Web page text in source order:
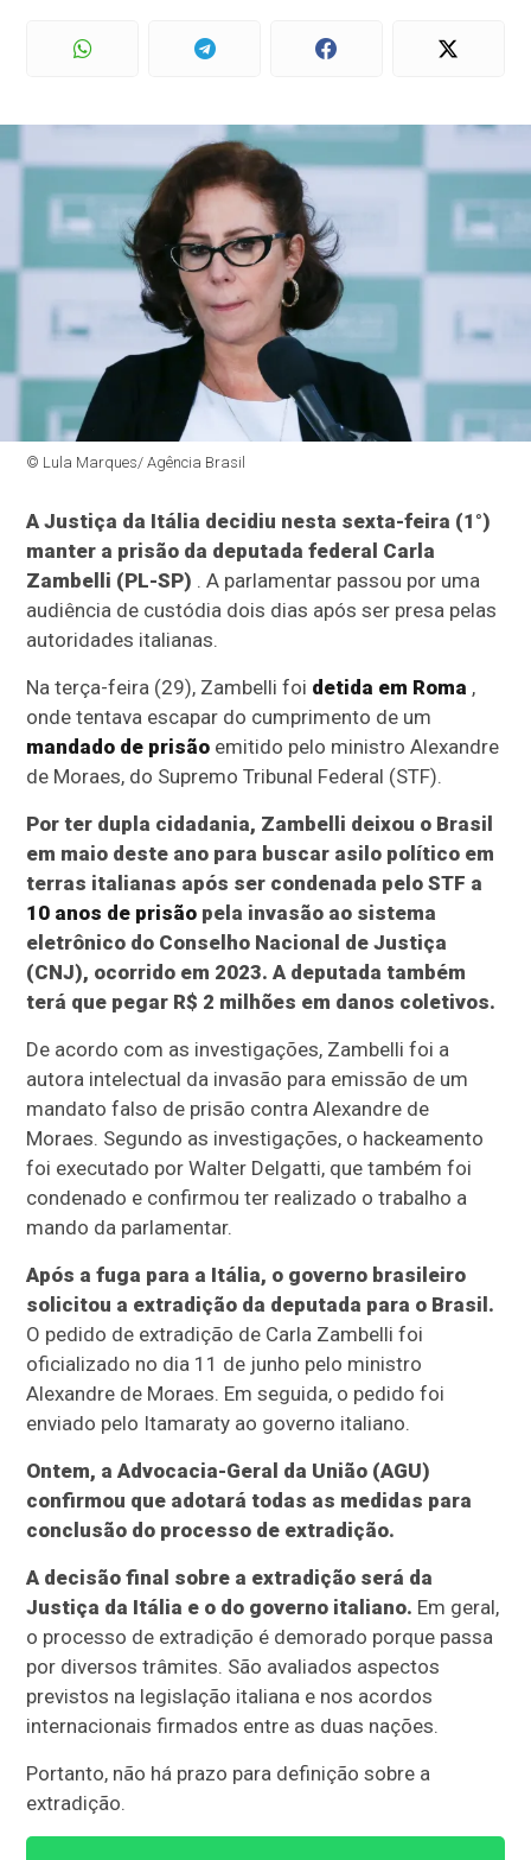
© Lula Marques/ Agência Brasil
A Justiça da Itália decidiu nesta sexta-feira (1°)
manter a prisão da deputada federal Carla
Zambelli (PL-SP) . A parlamentar passou por uma
audiência de custódia dois dias após ser presa pelas
autoridades italianas.
Na terça-feira (29), Zambelli foi detida em Roma ,
onde tentava escapar do cumprimento de um
mandado de prisão emitido pelo ministro Alexandre
de Moraes, do Supremo Tribunal Federal (STF).
Por ter dupla cidadania, Zambelli deixou o Brasil
em maio deste ano para buscar asilo político em
terras italianas após ser condenada pelo STF a
10 anos de prisão pela invasão ao sistema
eletrônico do Conselho Nacional de Justiça
(CNJ), ocorrido em 2023. A deputada também
terá que pegar R$ 2 milhões em danos coletivos.
De acordo com as investigações, Zambelli foi a
autora intelectual da invasão para emissão de um
mandato falso de prisão contra Alexandre de
Moraes. Segundo as investigações, o hackeamento
foi executado por Walter Delgatti, que também foi
condenado e confirmou ter realizado o trabalho a
mando da parlamentar.
Após a fuga para a Itália, o governo brasileiro
solicitou a extradição da deputada para o Brasil.
O pedido de extradição de Carla Zambelli foi
oficializado no dia 11 de junho pelo ministro
Alexandre de Moraes. Em seguida, o pedido foi
enviado pelo Itamaraty ao governo italiano.
Ontem, a Advocacia-Geral da União (AGU)
confirmou que adotará todas as medidas para
conclusão do processo de extradição.
A decisão final sobre a extradição será da
Justiça da Itália e o do governo italiano. Em geral,
o processo de extradição é demorado porque passa
por diversos trâmites. São avaliados aspectos
previstos na legislação italiana e nos acordos
internacionais firmados entre as duas nações.
Portanto, não há prazo para definição sobre a
extradição.